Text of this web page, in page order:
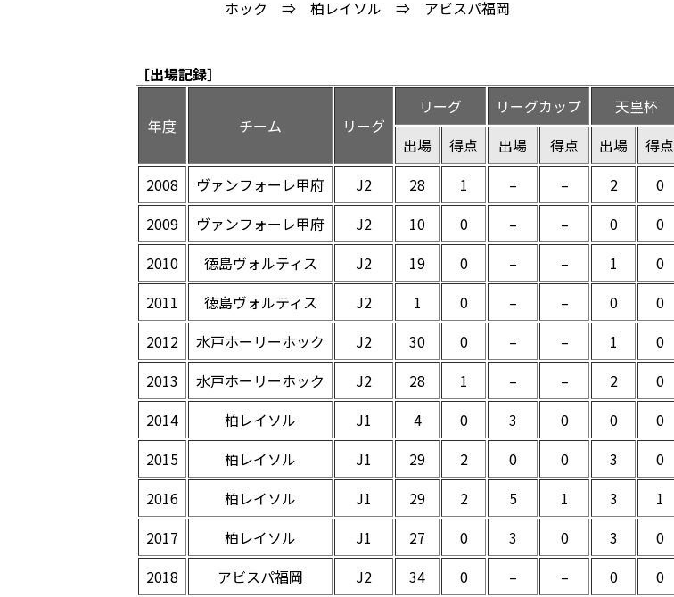
ホック ⇒ 柏レイソル ⇒ アビスパ福岡
［出場記録］
年度 チーム リーグ
リーグ リーグカップ 天皇杯
出場
得点 出場 得点 出場 得点
2008
ヴァンフォーレ甲府 J2 28 1 – – 2 0
2009
ヴァンフォーレ甲府 J2 10 0 – – 0 0
2010
徳島ヴォルティス J2 19 0 – – 1 0
2011
徳島ヴォルティス J2 1 0 – – 0 0
2012
水戸ホーリーホック J2 30 0 – – 1 0
2013
水戸ホーリーホック J2 28 1 – – 2 0
2014
柏レイソル J1 4 0 3 0 0 0
2015
柏レイソル J1 29 2 0 0 3 0
2016
柏レイソル J1 29 2 5 1 3 1
2017
柏レイソル J1 27 0 3 0 3 0
2018
アビスパ福岡 J2 34 0 – – 0 0